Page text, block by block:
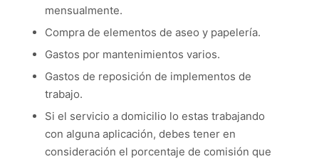
mensualmente.
Compra de elementos de aseo y papelería.
Gastos por mantenimientos varios.
Gastos de reposición de implementos de
trabajo.
Si el servicio a domicilio lo estas trabajando
con alguna aplicación, debes tener en
consideración el porcentaje de comisión que